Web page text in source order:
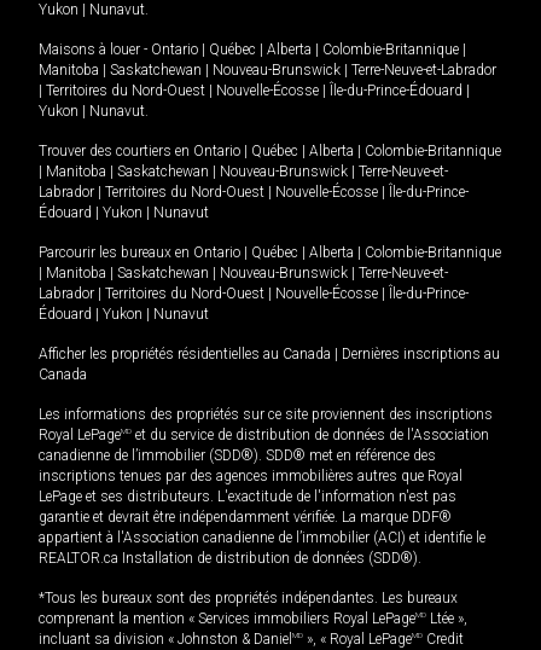
Yukon
Nunavut.
Maisons à louer - Ontario Québec Alberta Colombie-Britannique
Manitoba
Saskatchewan Nouveau-Brunswick
Terre-Neuve-et-Labrador
Territoires du Nord-Ouest Nouvelle-Écosse Île-du-Prince-Édouard
Yukon
Nunavut.
Trouver des courtiers en Ontario Québec Alberta
Colombie-Britannique
Manitoba Saskatchewan Nouveau-Brunswick
Terre-Neuve-et-
Labrador
Territoires du Nord-Ouest Nouvelle-Écosse
Île-du-Prince-
Édouard
Yukon Nunavut
Parcourir les bureaux en Ontario Québec Alberta
Colombie-Britannique
Manitoba Saskatchewan Nouveau-Brunswick
Terre-Neuve-et-
Labrador
Territoires du Nord-Ouest Nouvelle-Écosse
Île-du-Prince-
Édouard
Yukon Nunavut
Afficher les propriétés résidentielles au Canada
Dernières inscriptions au
Canada
Les informations des propriétés sur ce site proviennent des inscriptions
Royal LePageMD et du service de distribution de données de l'Association
canadienne de l’immobilier (SDD®). SDD® met en référence des
inscriptions tenues par des agences immobilières autres que Royal
LePage et ses distributeurs. L'exactitude de l'information n'est pas
garantie et devrait être indépendamment vérifiée. La marque DDF®
appartient à l'Association canadienne de l’immobilier (ACI) et identifie le
REALTOR.ca Installation de distribution de données (SDD®).
*Tous les bureaux sont des propriétés indépendantes. Les bureaux
comprenant la mention « Services immobiliers Royal LePageMD Ltée »,
incluant sa division « Johnston & Daniel MD », « Royal LePageMD Credit